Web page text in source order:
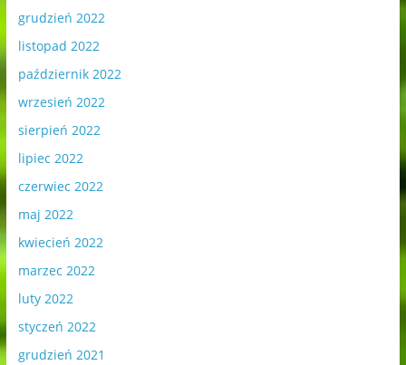
grudzień 2022
listopad 2022
październik 2022
wrzesień 2022
sierpień 2022
lipiec 2022
czerwiec 2022
maj 2022
kwiecień 2022
marzec 2022
luty 2022
styczeń 2022
grudzień 2021